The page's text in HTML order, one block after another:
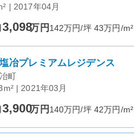
| 2017年04月
3,098万円 142万円/坪 43万円/m²
冶プレミアムレジデンス
町
| 2021年03月
3,900万円 140万円/坪 42万円/m²